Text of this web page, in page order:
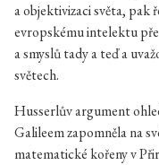
a objektivizaci světa, pak
evropskému intelektu
a smyslů tady a teď a
světech.
Husserlův argument
Galileem zapomněla na
matematické kořeny v